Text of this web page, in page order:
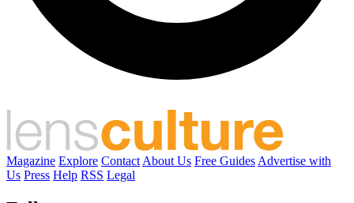
Magazine Explore Contact About Us Free Guides Advertise with
Us Press Help RSS Legal